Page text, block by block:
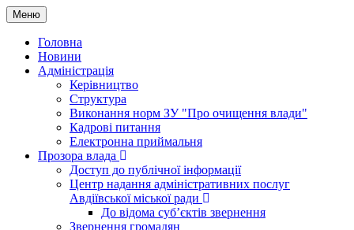
Меню
Головна
Новини
Адміністрація
Керівництво
Структура
Виконання норм ЗУ "Про очищення влади"
Кадрові питання
Електронна приймальня
Прозора влада
Доступ до публічної інформації
Центр надання адміністративних послуг
Авдіївської міської ради
До відома суб’єктів звернення
Звернення громадян